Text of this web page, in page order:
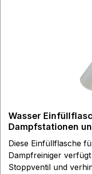
Wasser
Dampfstationen
Diese Einfüllflasche
Dampfreiniger
Stoppventil und